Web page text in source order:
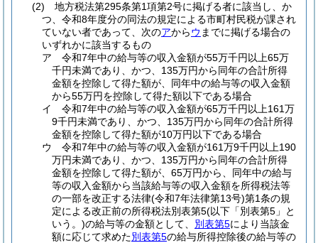
(2)
地方税法第295条第1項第2号に掲げる者に該当し、か
つ、令和8年度分の同法の規定による市町村民税が課され
ていない者であって、次のアからウ までに掲げる場合の
いずれかに該当するもの
ア
令和7年中の給与等の収入金額が55万千円以上65万
千円未満であり、かつ、135万円から同年の合計所得
金額を控除して得た額が、同年中の給与等の収入金額
から55万円を控除して得た額以下である場合
イ
令和7年中の給与等の収入金額が65万千円以上161万
9千円未満であり、かつ、135万円から同年の合計所得
金額を控除して得た額が10万円以下である場合
ウ
令和7年中の給与等の収入金額が161万9千円以上190
万円未満であり、かつ、135万円から同年の合計所得
金額を控除して得た額が、65万円から、同年中の給与
等の収入金額から当該給与等の収入金額を所得税法等
の一部を改正する法律(令和7年法律第13号)第1条の規
定による改正前の所得税法別表第5(以下「別表第5」と
いう。)の給与等の金額として、 別表第5により当該金
額に応じて求めた別表第5の給与所得控除後の給与等の